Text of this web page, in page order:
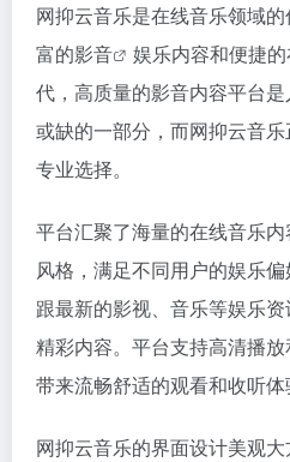
网抑云音乐是在线音乐领域
富的影音
娱乐内容和便捷
代，高质量的影音内容平台
或缺的一部分，而网抑云音
专业选择。
平台汇聚了海量的在线音乐
风格，满足不同用户的娱乐
跟最新的影视、音乐等娱乐
精彩内容。平台支持高清播
带来流畅舒适的观看和收听体
网抑云音乐的界面设计美观